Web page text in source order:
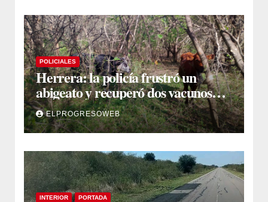
POLICIALES
Herrera: la policía frustró un
abigeato y recuperó dos vacunos
ocultos en una zona montuosa
ELPROGRESOWEB
INTERIOR PORTADA